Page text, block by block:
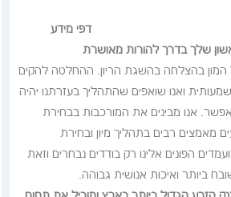
מידע
שלך בדרך להורות מאושרת
המון בהצלחה בהשגת הריון. ההחלטה להקים
ואנו שואפים שהתהליך בעזרתנו יהיה
אנו מבינים את המורכבות בבחירת
מאמצים רבים בתהליך מיון ובחירת
הפונים אלינו רק בודדים נבחרים וזאת
ביותר ואיכות אנושית גבוהה.